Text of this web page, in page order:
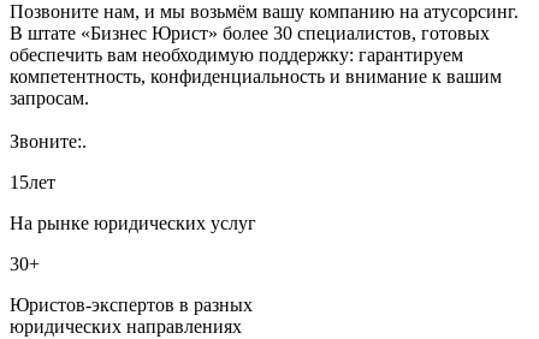
Позвоните нам, и мы возьмём вашу компанию на атусорсинг.
В штате «Бизнес Юрист» более 30 специалистов, готовых
обеспечить вам необходимую поддержку: гарантируем
компетентность, конфиденциальность и внимание к вашим
запросам.
Звоните:.
15лет
На рынке юридических услуг
30+
Юристов-экспертов в разных
юридических направлениях